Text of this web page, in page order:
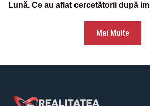
Lună. Ce au aflat cercetătorii după
Mai Multe